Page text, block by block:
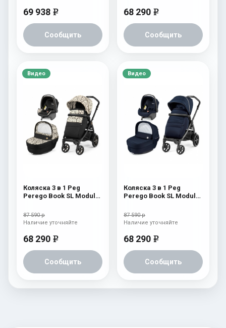
69 938 e
Сообщить
68 290 e
Сообщить
Видео
Коляска 3 в 1 Peg
Perego Book SL Modular
87 590 р
68 290 e
Сообщить
Наличие уточняйте
Видео
Коляска 3 в 1 Peg
Perego Book SL Modular
87 590 р
68 290 e
Сообщить
Наличие уточняйте